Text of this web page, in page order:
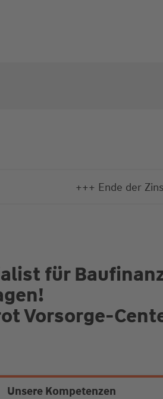
+++ Ende der
für
Vorsorge-
Unsere Kompetenzen